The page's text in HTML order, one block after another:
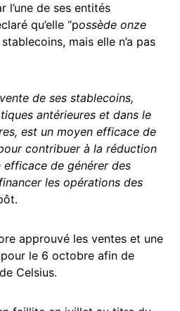
l’une de ses entités
qu’elle “possède onze
stablecoins, mais elle n’a pas
de ses stablecoins,
antérieures et dans le
est un moyen efficace de
contribuer à la réduction
de générer des
les opérations des
approuvé les ventes et une
le 6 octobre afin de
Celsius.